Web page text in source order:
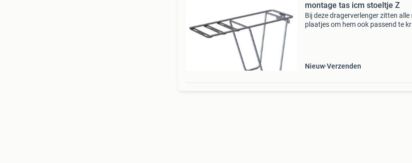
montage tas icm stoeltje Z
Bij deze dragerverlenger zitten
plaatjes om hem ook passend te
Nieuw Verzenden